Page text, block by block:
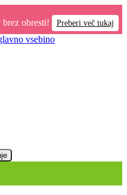
obresti! Preberi več tukaj
vsebino